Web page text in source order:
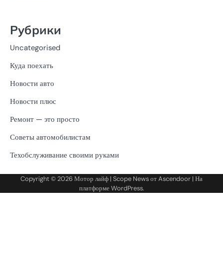
Рубрики
Uncategorised
Куда поехать
Новости авто
Новости плюс
Ремонт — это просто
Советы автомобилистам
Техобслуживание своими руками
Copyright © 2026Мотор лайф | Scope News отAscendoor | На
платформеWordPress.